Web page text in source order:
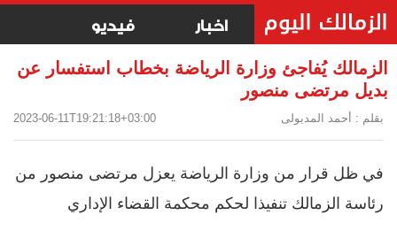
اخبار فيديو
الزمالك يُفاجئ وزارة الرياضة بخطاب استفسار عن
بديل مرتضى منصور
بقلم : أحمد المدبولى 2023-06-11T19:21:18+03:00
في ظل قرار من وزارة الرياضة يعزل مرتضى منصور من
رئاسة الزمالك تنفيذا لحكم محكمة القضاء الإداري